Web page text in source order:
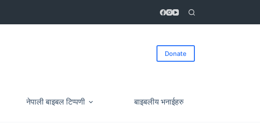
Donate
नेपाली बाइबल टिप्पणी बाइबलीय भनाईहरु